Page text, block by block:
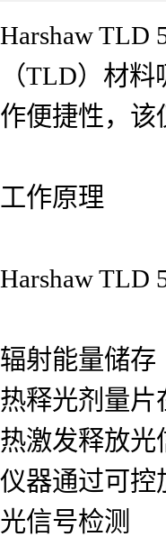
Harshaw TLD
（TLD）材
作便捷性，该
工作原理
Harshaw TLD
辐射能量储存
热释光剂量片
热激发释放光
仪器通过可控
光信号检测